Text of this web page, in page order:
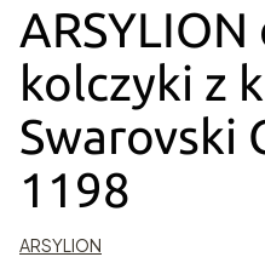
ARSYLION
kolczyki z
Swarovski
1198
ARSYLION